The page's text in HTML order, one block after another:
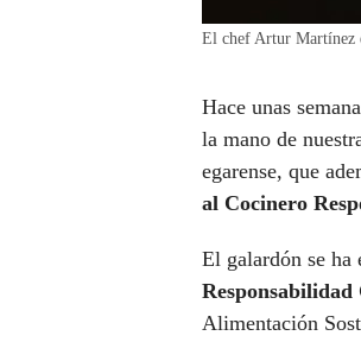
El chef Artur Martínez
Hace unas
la mano de
egarense, que
al Cocinero
El galardón se
Alimentación